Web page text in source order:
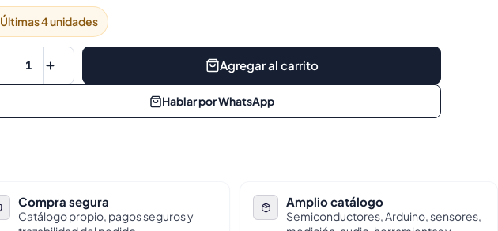
Últimas 4 unidades
1 Agregar al carrito
Hablar por WhatsApp
Compra segura
Catálogo propio, pagos seguros y
Amplio catálogo
Semiconductores, Arduino, sensores,